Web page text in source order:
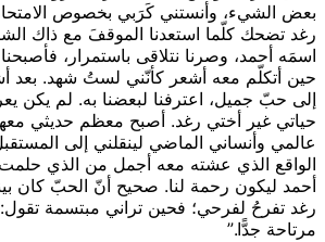
بعض الشيء، وأنستني كَرَبي بخصوص
رغد تضحك كلّما استعدنا الموقفَ مع ذاك
اسمَه أحمد، وصرنا نتلاقى باستمرار،
حين أتكلّم معه أشعر كأنّني لستُ شهد. بعد
إلى حبّ جميل، اعترفنا لبعضنا به. لم يكن
حياتي غير أختي رغد. أصبح معظم حديثي
عالمي وأنساني الماضي لينقلني إلى
الواقع الذي عشته معه أجمل من الذي
أحمد ليكون رحمة لنا. صحيح أنّ الحبّ كان
رغد تفرحُ لفرحي؛ فحين تراني مبتسمة تقول:
مرتاحة جدًّا.”